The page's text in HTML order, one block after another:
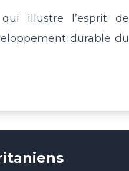
illustre l’esprit de
durable du